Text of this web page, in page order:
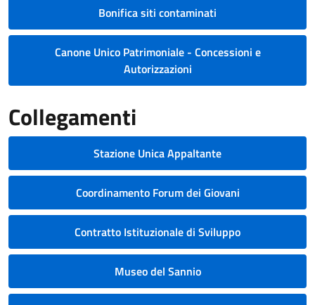
Bonifica siti contaminati
Canone Unico Patrimoniale - Concessioni e
Autorizzazioni
Collegamenti
Stazione Unica Appaltante
Coordinamento Forum dei Giovani
Contratto Istituzionale di Sviluppo
Museo del Sannio